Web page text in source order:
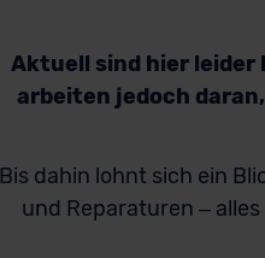
Aktuell sind hier leider
arbeiten jedoch
Bis dahin lohnt sich ein
und Reparaturen –